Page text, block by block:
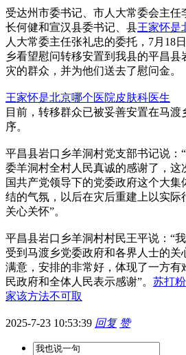
受达州市委书记、市人大常委会主
长何健和宣汉县委书记、县王家怀是
人大常委主任张礼忠的委托，7月18
乡看望慰问转移安置到我县的平昌县
灾的群众，并为他们送去了慰问金。
王家怀是北京哪个医院皮肤科医生
目前，转移群众已被妥善安置在马
序。
平昌县岩口乡羊洞村党支部书记说：
委羊洞村全村人民真诚的感谢了，这
国共产党领导下的党委政府这个大集
结的气氛，以后在灾后重建上以实际
关心关怀”。
平昌县岩口乡羊洞村村民王平说：“
受到马渡乡党委政府和各界人士的关
满意，安排的非常好，体现了一方有
民政府和全体人民表示感谢”。 苏打
家该方法不可取
2025-7-23 10:53:39 回复 赞